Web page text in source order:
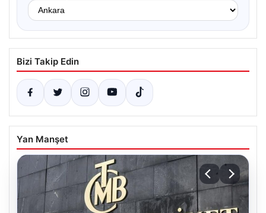
Bizi Takip Edin
Yan Manşet